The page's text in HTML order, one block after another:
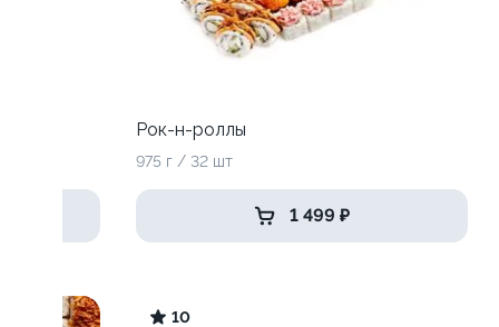
Рок-н-роллы
975 г / 32 шт
1 499 ₽
10